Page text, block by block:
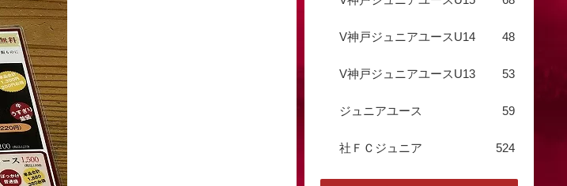
V神戸ジュニアユースU14 48
V神戸ジュニアユースU13 53
ジュニアユース 59
社ＦＣジュニア 524